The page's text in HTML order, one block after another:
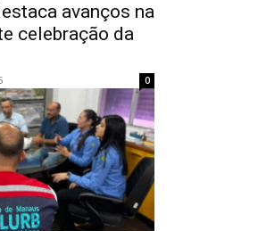
avanços na
celebração da
0